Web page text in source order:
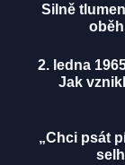
Silně
2. ledna
Jak
„Chci psát